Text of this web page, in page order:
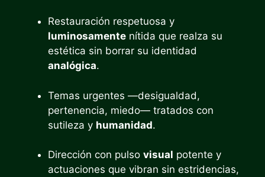
Restauración respetuosa y
luminosamente nítida que realza su
estética sin borrar su identidad
analógica.
Temas urgentes —desigualdad,
pertenencia, miedo— tratados con
sutileza y humanidad.
Dirección con pulso visual potente y
actuaciones que vibran sin estridencias,